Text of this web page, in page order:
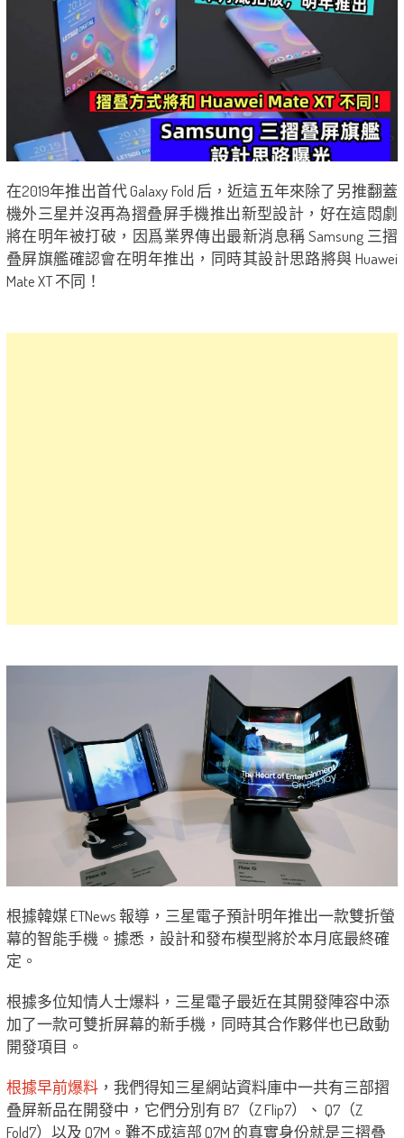
在2019年推出首代 Galaxy Fold 后，近這五年來除了另推翻蓋
機外三星并沒再為摺叠屏手機推出新型設計，好在這悶劇
將在明年被打破，因爲業界傳出最新消息稱 Samsung 三摺
叠屏旗艦確認會在明年推出，同時其設計思路將與 Huawei
Mate XT 不同！
根據韓媒 ETNews 報導，三星電子預計明年推出一款雙折螢
幕的智能手機。據悉，設計和發布模型將於本月底最終確
定。
根據多位知情人士爆料，三星電子最近在其開發陣容中添
加了一款可雙折屏幕的新手機，同時其合作夥伴也已啟動
開發項目。
根據早前爆料，我們得知三星網站資料庫中一共有三部摺
叠屏新品在開發中，它們分別有 B7（Z Flip7）、 Q7（Z
Fold7）以及 Q7M。難不成這部 Q7M 的真實身份就是三摺叠